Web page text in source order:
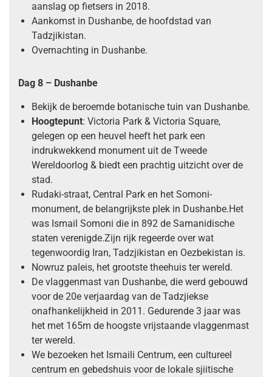
aanslag op fietsers in 2018.
Aankomst in Dushanbe, de hoofdstad van
Tadzjikistan.
Overnachting in Dushanbe.
Dag 8 – Dushanbe
Bekijk de beroemde botanische tuin van Dushanbe.
Hoogtepunt: Victoria Park & Victoria Square,
gelegen op een heuvel heeft het park een
indrukwekkend monument uit de Tweede
Wereldoorlog & biedt een prachtig uitzicht over de
stad.
Rudaki-straat, Central Park en het Somoni-
monument, de belangrijkste plek in Dushanbe.Het
was Ismail Somoni die in 892 de Samanidische
staten verenigde.Zijn rijk regeerde over wat
tegenwoordig Iran, Tadzjikistan en Oezbekistan is.
Nowruz paleis, het grootste theehuis ter wereld.
De vlaggenmast van Dushanbe, die werd gebouwd
voor de 20e verjaardag van de Tadzjiekse
onafhankelijkheid in 2011. Gedurende 3 jaar was
het met 165m de hoogste vrijstaande vlaggenmast
ter wereld.
We bezoeken het Ismaili Centrum, een cultureel
centrum en gebedshuis voor de lokale sjiitische